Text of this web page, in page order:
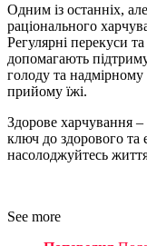
Одним із останніх,
раціонального
Регулярні перекуси
допомагають
голоду та
прийому їжі.
Здорове харчування
ключ до здорового та
насолоджуйтесь
See more